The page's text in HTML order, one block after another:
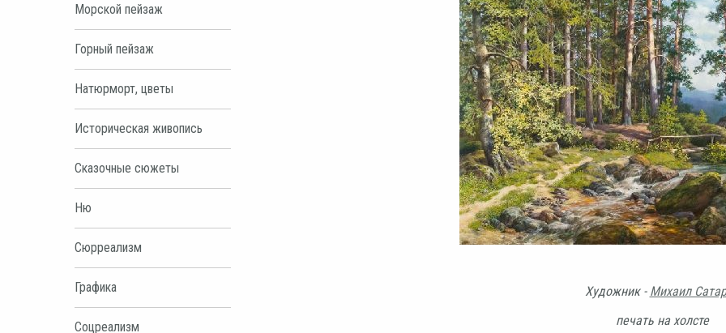
Морской пейзаж
Горный пейзаж
Натюрморт, цветы
Историческая живопись
Сказочные сюжеты
Ню
Сюрреализм
Графика
Соцреализм
Художник - Михаил
печать на холсте